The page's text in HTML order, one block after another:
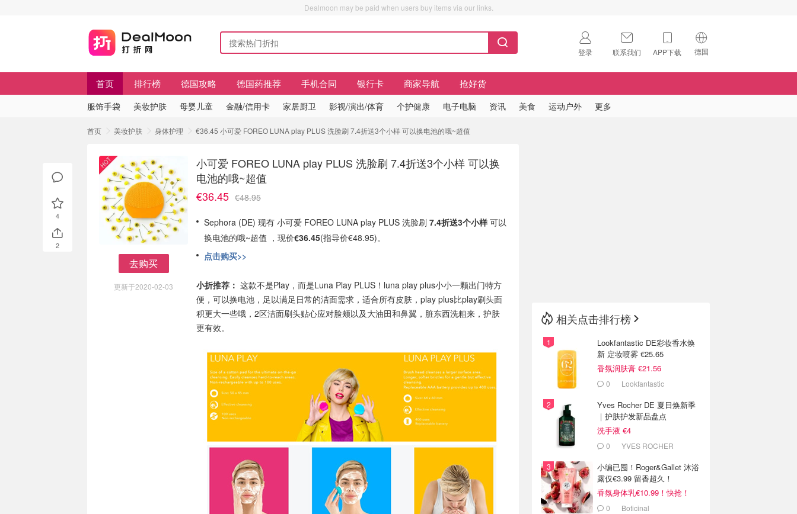
Dealmoon may be paid when users buy items via our links.
登录 联系我们 APP下载 德国
🇺🇸
首页 排行榜 德国攻略 德国药推荐 手机合同 银行卡 商家导航 抢好货
服饰手袋 美妆护肤 母婴儿童 金融/信用卡 家居厨卫 影视/演出/体育 个护健康 电子电脑 资讯 美食 运动户外 更多
首页 美妆护肤 身体护理 €36.45 小可爱 FOREO LUNA play PLUS 洗脸刷 7.4折送3个小样 可以换电池的哦~超值
去购买
更新于2020-02-03
小可爱 FOREO LUNA play PLUS 洗脸刷 7.4折送3个小样 可以换
电池的哦~超值
€36.45 €48.95
Sephora (DE) 现有 小可爱 FOREO LUNA play PLUS 洗脸刷 7.4折送3个小样可以
换电池的哦~超值 ，现价€36.45(指导价€48.95)。
点击购买>>
小折推荐： 这款不是Play，而是Luna Play PLUS！luna play plus小小一颗出门特方
便，可以换电池，足以满足日常的洁面需求，适合所有皮肤，play plus比play刷头面
积更大一些哦，2区洁面刷头贴心应对脸颊以及大油田和鼻翼，脏东西洗粗来，护肤
更有效。
4
2
相关点击排行榜
Lookfantastic DE彩妆香水焕
新 定妆喷雾 €25.65
香氛润肤膏 €21.56
0 Lookfantastic
Yves Rocher DE 夏日焕新季
｜护肤护发新品盘点
洗手液 €4
0 YVES ROCHER
小编已囤！Roger&Gallet 沐浴
露仅€3.99 留香超久！
香氛身体乳€10.99！快抢！
0 Boticinal